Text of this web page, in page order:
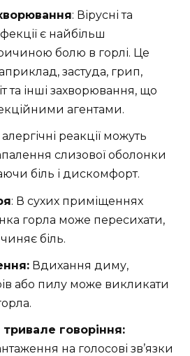
: Вірусні та
є найбільш
болю в горлі. Це
застуда, грип,
та інші захворювання, що
агентами.
реакції можуть
слизової оболонки
біль і дискомфорт.
: В сухих приміщеннях
горла може пересихати,
біль.
Вдихання диму,
або пилу може викликати
говоріння:
на голосові зв’язки